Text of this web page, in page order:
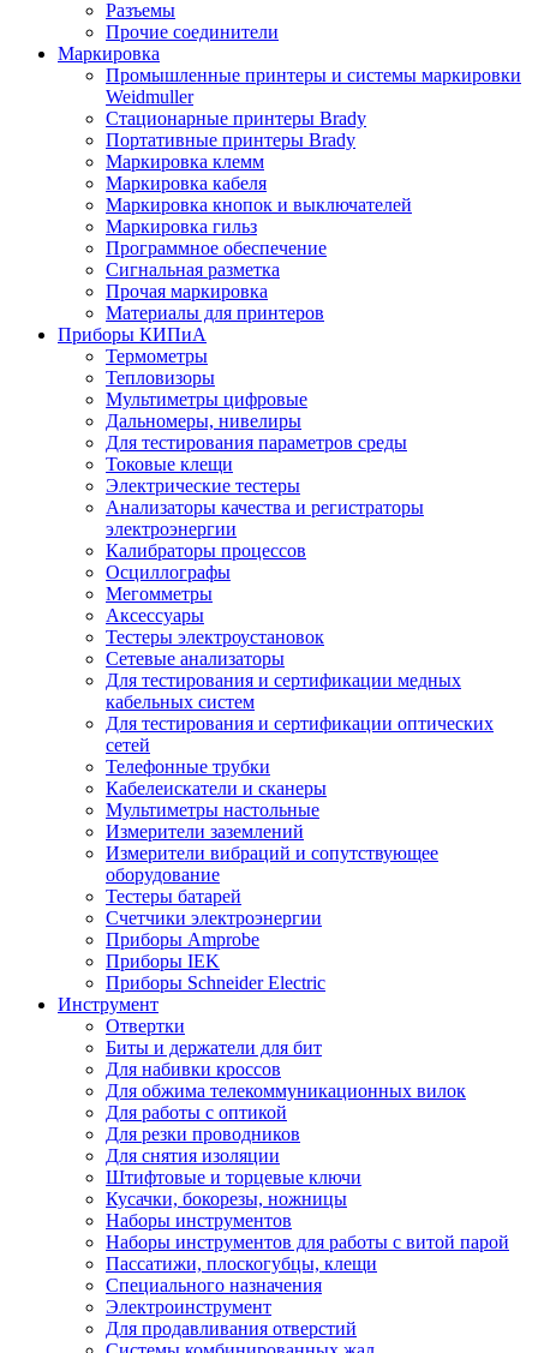
Разъемы
Прочие соединители
Маркировка
Промышленные принтеры и системы маркировки
Weidmuller
Стационарные принтеры Brady
Портативные принтеры Brady
Маркировка клемм
Маркировка кабеля
Маркировка кнопок и выключателей
Маркировка гильз
Программное обеспечение
Сигнальная разметка
Прочая маркировка
Материалы для принтеров
Приборы КИПиА
Термометры
Тепловизоры
Мультиметры цифровые
Дальномеры, нивелиры
Для тестирования параметров среды
Токовые клещи
Электрические тестеры
Анализаторы качества и регистраторы
электроэнергии
Калибраторы процессов
Осциллографы
Мегомметры
Аксессуары
Тестеры электроустановок
Сетевые анализаторы
Для тестирования и сертификации медных
кабельных систем
Для тестирования и сертификации оптических
сетей
Телефонные трубки
Кабелеискатели и сканеры
Мультиметры настольные
Измерители заземлений
Измерители вибраций и сопутствующее
оборудование
Тестеры батарей
Счетчики электроэнергии
Приборы Amprobe
Приборы IEK
Приборы Schneider Electric
Инструмент
Отвертки
Биты и держатели для бит
Для набивки кроссов
Для обжима телекоммуникационных вилок
Для работы с оптикой
Для резки проводников
Для снятия изоляции
Штифтовые и торцевые ключи
Кусачки, бокорезы, ножницы
Наборы инструментов
Наборы инструментов для работы с витой парой
Пассатижи, плоскогубцы, клещи
Специального назначения
Электроинструмент
Для продавливания отверстий